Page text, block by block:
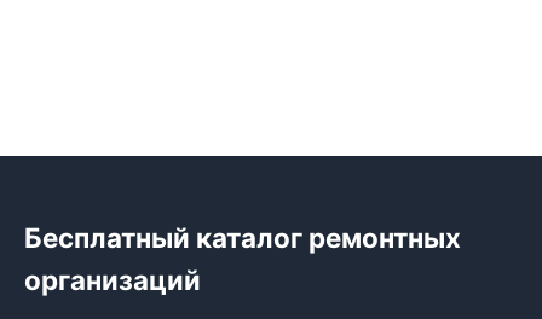
Бесплатный каталог ремонтных
организаций